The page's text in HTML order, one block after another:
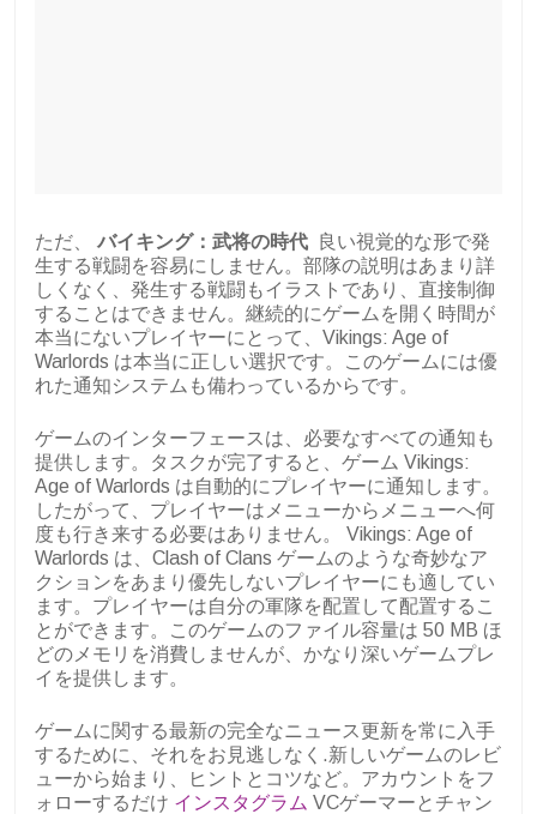
ただ、 バイキング：武将の時代 良い視覚的な形で発
生する戦闘を容易にしません。部隊の説明はあまり詳
しくなく、発生する戦闘もイラストであり、直接制御
することはできません。継続的にゲームを開く時間が
本当にないプレイヤーにとって、Vikings: Age of
Warlords は本当に正しい選択です。このゲームには優
れた通知システムも備わっているからです。
ゲームのインターフェースは、必要なすべての通知も
提供します。タスクが完了すると、ゲーム Vikings:
Age of Warlords は自動的にプレイヤーに通知します。
したがって、プレイヤーはメニューからメニューへ何
度も行き来する必要はありません。 Vikings: Age of
Warlords は、Clash of Clans ゲームのような奇妙なア
クションをあまり優先しないプレイヤーにも適してい
ます。プレイヤーは自分の軍隊を配置して配置するこ
とができます。このゲームのファイル容量は 50 MB ほ
どのメモリを消費しませんが、かなり深いゲームプレ
イを提供します。
ゲームに関する最新の完全なニュース更新を常に入手
するために、それをお見逃しなく.新しいゲームのレビ
ューから始まり、ヒントとコツなど。アカウントをフ
ォローするだけ インスタグラム VCゲーマーとチャン